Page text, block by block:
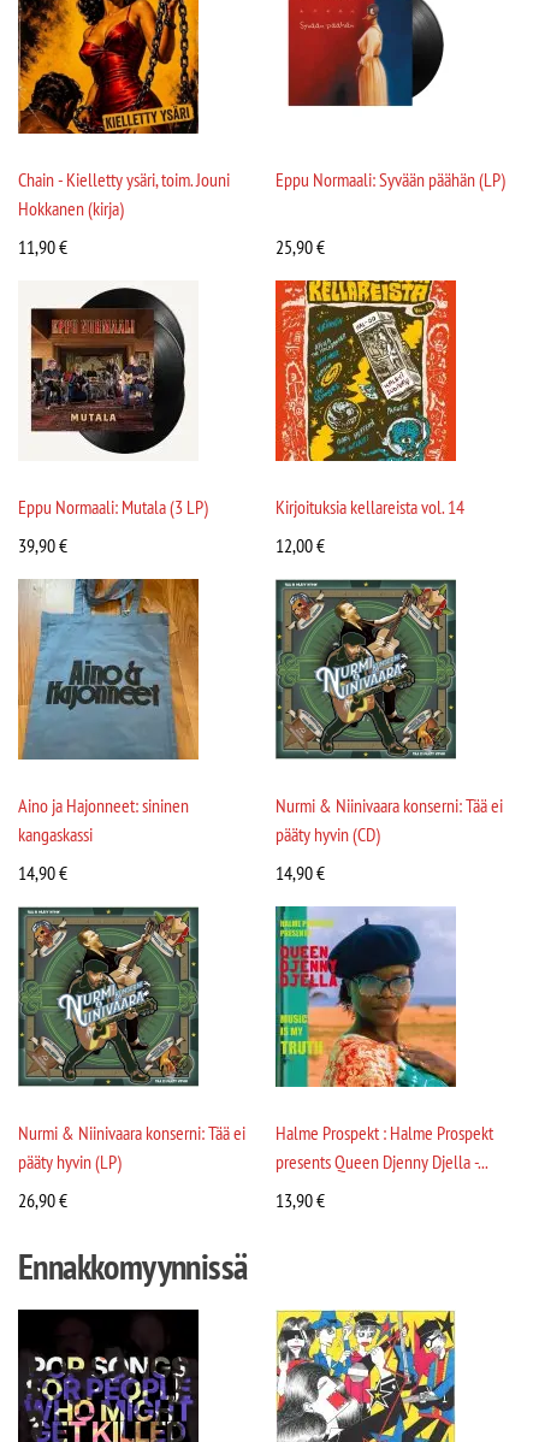
Chain - Kielletty ysäri, toim. Jouni
Hokkanen (kirja)
11,90€
Eppu Normaali: Syvään päähän (LP)
25,90€
Eppu Normaali: Mutala (3 LP)
39,90€
Kirjoituksia kellareista vol. 14
12,00€
Aino ja Hajonneet: sininen
kangaskassi
14,90€
Nurmi & Niinivaara konserni: Tää ei
pääty hyvin (CD)
14,90€
Nurmi & Niinivaara konserni: Tää ei
pääty hyvin (LP)
26,90€
Halme Prospekt : Halme Prospekt
presents Queen Djenny Djella -...
13,90€
Ennakkomyynnissä